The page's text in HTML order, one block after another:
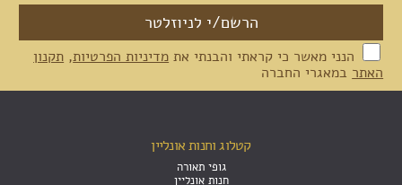
הנני מאשר כי קראתי והבנתי את מדיניות הפרטיות, תקנון
האתר במאגרי החברה
קטלוג וחנות אונליין
גופי תאורה
חנות אונליין